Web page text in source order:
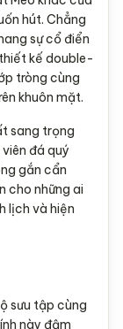
hút. Chẳng
sự cổ điển
kế double-
tròng cùng
khuôn mặt.
sang trọng
đá quý
gắn cẩn
cho những ai
lịch và hiện
sưu tập cùng
này đậm